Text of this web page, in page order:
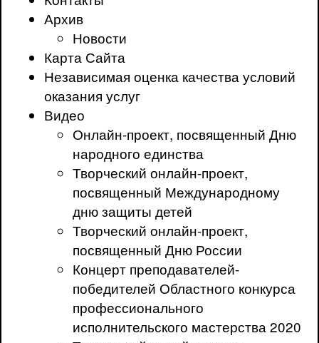
Архив
Новости
Карта Сайта
Независимая оценка качества условий
оказания услуг
Видео
Онлайн-проект, посвященный Дню
народного единства
Творческий онлайн-проект,
посвященный Международному
дню защиты детей
Творческий онлайн-проект,
посвященный Дню России
Концерт преподавателей-
победителей Областного конкурса
профессионального
исполнительского мастерства 2020